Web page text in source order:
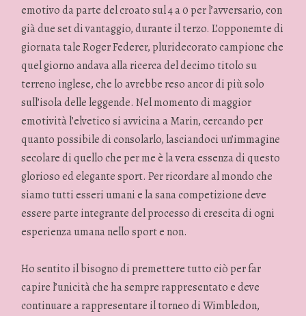
emotivo da parte del croato sul 4 a 0 per l’avversario, con
già due set di vantaggio, durante il terzo. L’opponemte di
giornata tale Roger Federer, pluridecorato campione che
quel giorno andava alla ricerca del decimo titolo su
terreno inglese, che lo avrebbe reso ancor di più solo
sull’isola delle leggende. Nel momento di maggior
emotività l’elvetico si avvicina a Marin, cercando per
quanto possibile di consolarlo, lasciandoci un’immagine
secolare di quello che per me è la vera essenza di questo
glorioso ed elegante sport. Per ricordare al mondo che
siamo tutti esseri umani e la sana competizione deve
essere parte integrante del processo di crescita di ogni
esperienza umana nello sport e non.
Ho sentito il bisogno di premettere tutto ciò per far
capire l’unicità che ha sempre rappresentato e deve
continuare a rappresentare il torneo di Wimbledon,